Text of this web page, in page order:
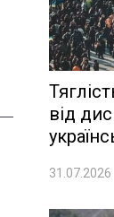
від
31.07.2026